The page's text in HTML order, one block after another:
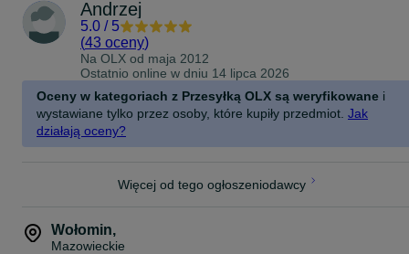
Andrzej
5.0 / 5
(43 oceny)
Na OLX od maja 2012
Ostatnio online w dniu 14 lipca 2026
Oceny w kategoriach z Przesyłką OLX są weryfikowane i
wystawiane tylko przez osoby, które kupiły przedmiot. Jak
działają oceny?
Więcej od tego ogłoszeniodawcy
Wołomin,
Mazowieckie